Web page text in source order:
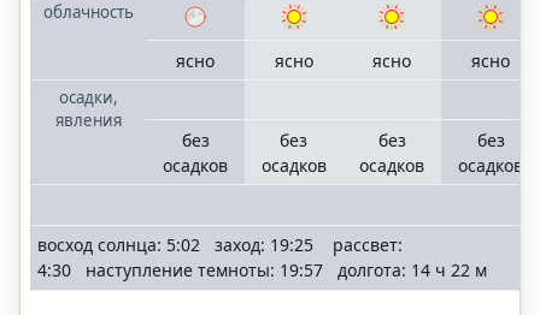
облачность
осадки,
явления
ясно
без
осадков
ясно
без
осадков
ясно
без
осадков
ясно
без
осадков
восход солнца: 5:02 заход: 19:25 рассвет:
4:30 наступление темноты: 19:57 долгота: 14 ч 22 м